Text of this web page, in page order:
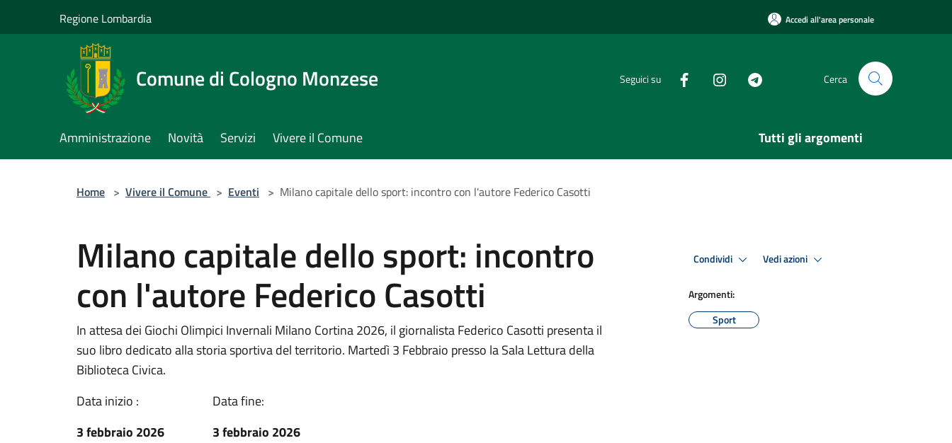
Regione Lombardia Accedi all'area personale
Comune di Cologno Monzese Seguici su Cerca
Amministrazione Novità Servizi Vivere il Comune Tutti gli argomenti
Home > Vivere il Comune > Eventi > Milano capitale dello sport: incontro con l'autore Federico Casotti
Milano capitale dello sport: incontro
con l'autore Federico Casotti
In attesa dei Giochi Olimpici Invernali Milano Cortina 2026, il giornalista Federico Casotti presenta il
suo libro dedicato alla storia sportiva del territorio. Martedì 3 Febbraio presso la Sala Lettura della
Biblioteca Civica.
Data inizio :
3 febbraio 2026
Data fine:
3 febbraio 2026
Condividi Vedi azioni
Argomenti:
Sport